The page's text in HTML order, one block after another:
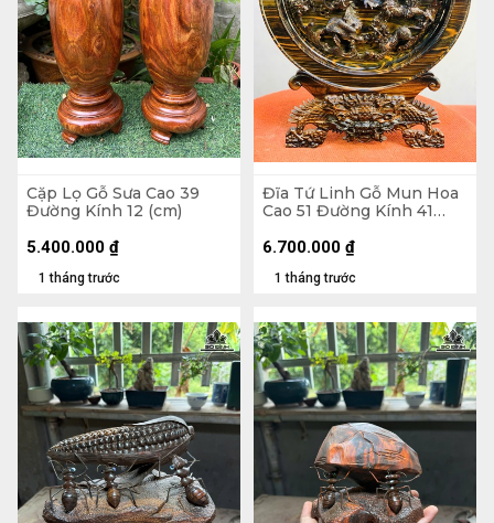
Cặp Lọ Gỗ Sưa Cao 39
Đường Kính 12 (cm)
1 tháng trước
5.400.000 ₫
Đĩa Tứ Linh Gỗ Mun Hoa
Cao 51 Đường Kính 41
1 tháng trước
6.700.000 ₫